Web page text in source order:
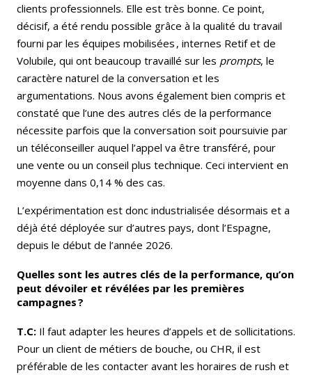
clients professionnels. Elle est très bonne. Ce point,
décisif, a été rendu possible grâce à la qualité du travail
fourni par les équipes mobilisées , internes Retif et de
Volubile, qui ont beaucoup travaillé sur les prompts, le
caractère naturel de la conversation et les
argumentations. Nous avons également bien compris et
constaté que l’une des autres clés de la performance
nécessite parfois que la conversation soit poursuivie par
un téléconseiller auquel l’appel va être transféré, pour
une vente ou un conseil plus technique. Ceci intervient en
moyenne dans 0,14 % des cas.
L’expérimentation est donc industrialisée désormais et a
déjà été déployée sur d’autres pays, dont l’Espagne,
depuis le début de l’année 2026.
Quelles sont les autres clés de la performance, qu’on
peut dévoiler et révélées par les premières
campagnes ?
T.C: Il faut adapter les heures d’appels et de sollicitations.
Pour un client de métiers de bouche, ou CHR, il est
préférable de les contacter avant les horaires de rush et